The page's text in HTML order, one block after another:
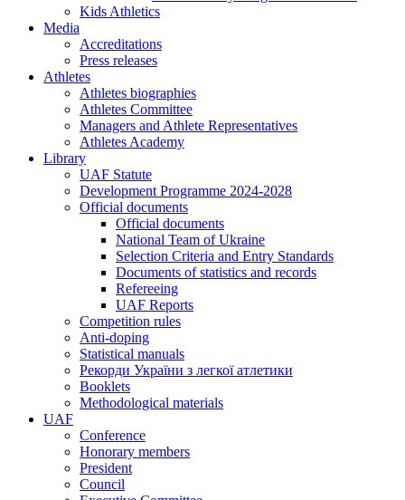
Kids Athletics
Media
Accreditations
Press releases
Athletes
Athletes biographies
Athletes Committee
Managers and Athlete Representatives
Athletes Academy
Library
UAF Statute
Development Programme 2024-2028
Official documents
Official documents
National Team of Ukraine
Selection Criteria and Entry Standards
Documents of statistics and records
Refereeing
UAF Reports
Competition rules
Anti-doping
Statistical manuals
Рекорди України з легкої атлетики
Booklets
Methodological materials
UAF
Conference
Honorary members
President
Council